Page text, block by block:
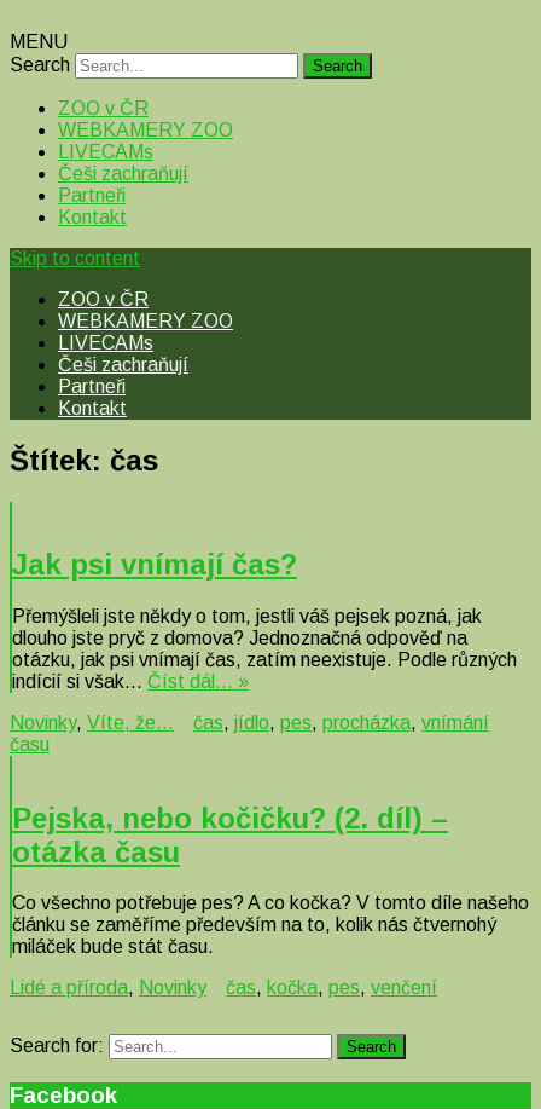
MENU
Search
ZOO v ČR
WEBKAMERY ZOO
LIVECAMs
Češi zachraňují
Partneři
Kontakt
Skip to content
ZOO v ČR
WEBKAMERY ZOO
LIVECAMs
Češi zachraňují
Partneři
Kontakt
Štítek: čas
Jak psi vnímají čas?
Přemýšleli jste někdy o tom, jestli váš pejsek pozná, jak
dlouho jste pryč z domova? Jednoznačná odpověď na
otázku, jak psi vnímají čas, zatím neexistuje. Podle různých
indícií si však… Číst dál… »
Novinky, Víte, že... čas, jídlo, pes, procházka, vnímání
času
Pejska, nebo kočičku? (2. díl) –
otázka času
Co všechno potřebuje pes? A co kočka? V tomto díle našeho
článku se zaměříme především na to, kolik nás čtvernohý
miláček bude stát času.
Lidé a příroda, Novinky čas, kočka, pes, venčení
Search for: Search
Facebook